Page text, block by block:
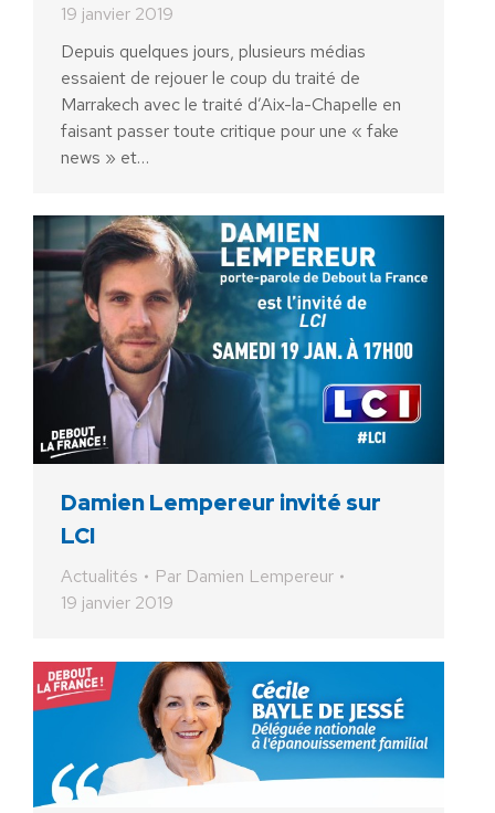
19 janvier 2019
Depuis quelques jours, plusieurs médias
essaient de rejouer le coup du traité de
Marrakech avec le traité d’Aix-la-Chapelle en
faisant passer toute critique pour une « fake
news » et…
Damien Lempereur invité sur
LCI
Actualités Par Damien Lempereur
19 janvier 2019